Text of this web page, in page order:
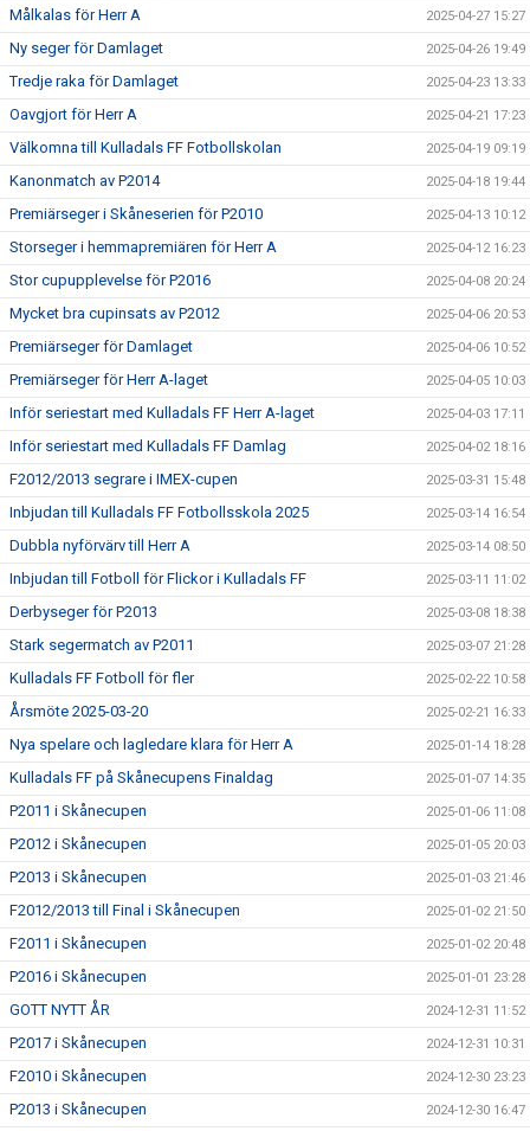
Målkalas för Herr A 2025-04-27 15:27
Ny seger för Damlaget 2025-04-26 19:49
Tredje raka för Damlaget 2025-04-23 13:33
Oavgjort för Herr A 2025-04-21 17:23
Välkomna till Kulladals FF Fotbollskolan 2025-04-19 09:19
Kanonmatch av P2014 2025-04-18 19:44
Premiärseger i Skåneserien för P2010 2025-04-13 10:12
Storseger i hemmapremiären för Herr A 2025-04-12 16:23
Stor cupupplevelse för P2016 2025-04-08 20:24
Mycket bra cupinsats av P2012 2025-04-06 20:53
Premiärseger för Damlaget 2025-04-06 10:52
Premiärseger för Herr A-laget 2025-04-05 10:03
Inför seriestart med Kulladals FF Herr A-laget 2025-04-03 17:11
Inför seriestart med Kulladals FF Damlag 2025-04-02 18:16
F2012/2013 segrare i IMEX-cupen 2025-03-31 15:48
Inbjudan till Kulladals FF Fotbollsskola 2025 2025-03-14 16:54
Dubbla nyförvärv till Herr A 2025-03-14 08:50
Inbjudan till Fotboll för Flickor i Kulladals FF 2025-03-11 11:02
Derbyseger för P2013 2025-03-08 18:38
Stark segermatch av P2011 2025-03-07 21:28
Kulladals FF Fotboll för fler 2025-02-22 10:58
Årsmöte 2025-03-20 2025-02-21 16:33
Nya spelare och lagledare klara för Herr A 2025-01-14 18:28
Kulladals FF på Skånecupens Finaldag 2025-01-07 14:35
P2011 i Skånecupen 2025-01-06 11:08
P2012 i Skånecupen 2025-01-05 20:03
P2013 i Skånecupen 2025-01-03 21:46
F2012/2013 till Final i Skånecupen 2025-01-02 21:50
F2011 i Skånecupen 2025-01-02 20:48
P2016 i Skånecupen 2025-01-01 23:28
GOTT NYTT ÅR 2024-12-31 11:52
P2017 i Skånecupen 2024-12-31 10:31
F2010 i Skånecupen 2024-12-30 23:23
P2013 i Skånecupen 2024-12-30 16:47